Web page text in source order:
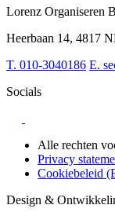
Over BiancAI
Digitalisering
Leiderschap &
Sociaal domein
Lorenz Organiseren
Heerbaan 14, 4817
T. 010-3040186 E.
Socials
Alle rechten
Privacy
Cookiebeleid
Design &